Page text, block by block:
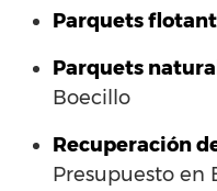
Parquets
Parquets
Boecillo
Recuperación
Presupuesto en